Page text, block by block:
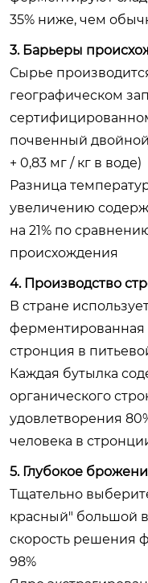
35% ниже, чем
3. Барьеры
Сырье
географическом
почвенный
+ 0,83 мг / кг в воде)
Разница
увеличению
на 21% по
происхождения
4. Производство
В стране
ферментированная
стронция в
Каждая бутылка
органического
удовлетворения
человека в
5. Глубокое
Тщательно
красный" большой
скорость решения
98%